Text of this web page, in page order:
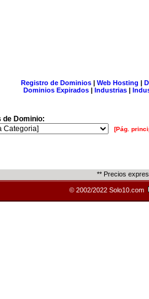
Registro de Dominios| Web Hosting |
Dominios Expirados | Industrias |
de Dominio:
[Pág.
** Precios
© 2002/2022 Solo10.com